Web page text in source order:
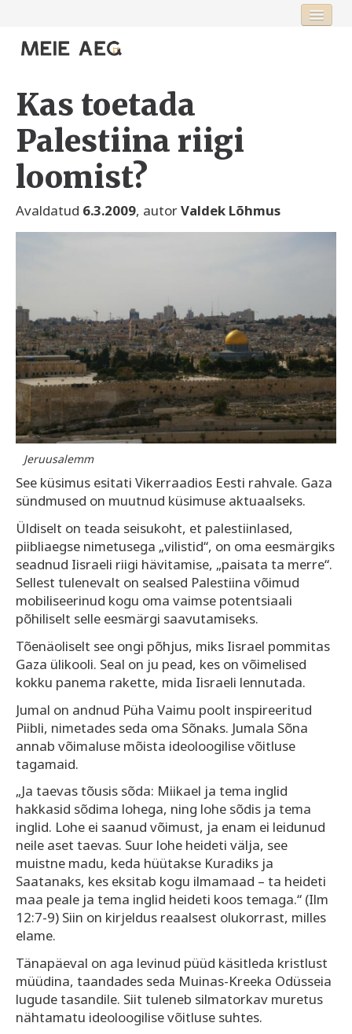
Esileht
Rubriigid
Toimetus
Kas toetada
Palestiina riigi
loomist?
Avaldatud 6.3.2009, autorValdek Lõhmus
Jeruusalemm
See küsimus esitati Vikerraadios Eesti rahvale. Gaza
sündmused on muutnud küsimuse aktuaalseks.
Üldiselt on teada seisukoht, et palestiinlased,
piibliaegse nimetusega „vilistid“, on oma eesmärgiks
seadnud Iisraeli riigi hävitamise, „paisata ta merre“.
Sellest tulenevalt on sealsed Palestiina võimud
mobiliseerinud kogu oma vaimse potentsiaali
põhiliselt selle eesmärgi saavutamiseks.
Tõenäoliselt see ongi põhjus, miks Iisrael pommitas
Gaza ülikooli. Seal on ju pead, kes on võimelised
kokku panema rakette, mida Iisraeli lennutada.
Jumal on andnud Püha Vaimu poolt inspireeritud
Piibli, nimetades seda oma Sõnaks. Jumala Sõna
annab võimaluse mõista ideoloogilise võitluse
tagamaid.
„Ja taevas tõusis sõda: Miikael ja tema inglid
hakkasid sõdima lohega, ning lohe sõdis ja tema
inglid. Lohe ei saanud võimust, ja enam ei leidunud
neile aset taevas. Suur lohe heideti välja, see
muistne madu, keda hüütakse Kuradiks ja
Saatanaks, kes eksitab kogu ilmamaad – ta heideti
maa peale ja tema inglid heideti koos temaga.“ (Ilm
12:7-9) Siin on kirjeldus reaalsest olukorrast, milles
elame.
Tänapäeval on aga levinud püüd käsitleda kristlust
müüdina, taandades seda Muinas-Kreeka Odüsseia
lugude tasandile. Siit tuleneb silmatorkav muretus
nähtamatu ideoloogilise võitluse suhtes.